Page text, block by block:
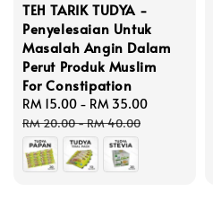
TEH TARIK TUDYA -
Penyelesaian Untuk
Masalah Angin Dalam
Perut Produk Muslim
For Constipation
Sale
price
RM 15.00 - RM 35.00
RM 20.00-RM 40.00